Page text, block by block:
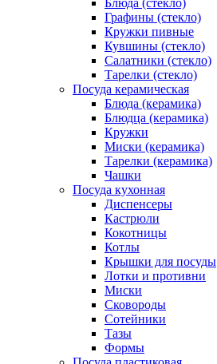
Блюда (стекло)
Графины (стекло)
Кружки пивные
Кувшины (стекло)
Салатники (стекло)
Тарелки (стекло)
Посуда керамическая
Блюда (керамика)
Блюдца (керамика)
Кружки
Миски (керамика)
Тарелки (керамика)
Чашки
Посуда кухонная
Диспенсеры
Кастрюли
Кокотницы
Котлы
Крышки для посуды
Лотки и противни
Миски
Сковороды
Сотейники
Тазы
Формы